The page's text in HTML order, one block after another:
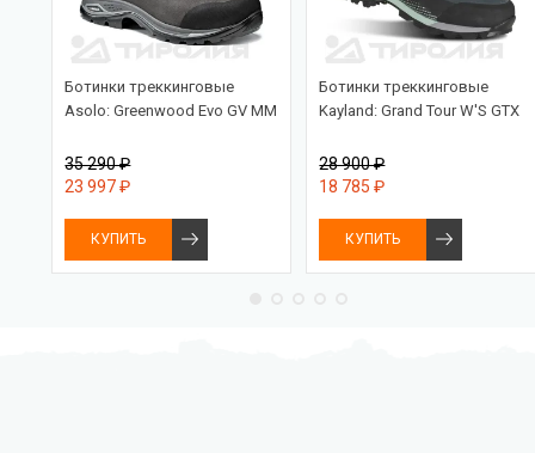
Ботинки треккинговые
Asolo: Greenwood Evo GV MM
35 290 ₽
23 997 ₽
КУПИТЬ
Ботинки треккинговые
Kayland: Grand Tour W'S GTX
28 900 ₽
18 785 ₽
КУПИТЬ